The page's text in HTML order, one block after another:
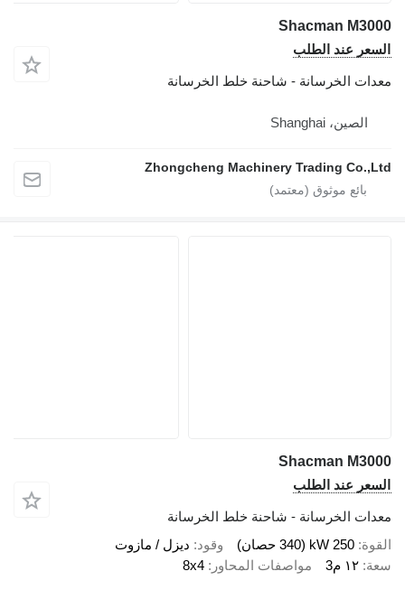
Shacman M3000
السعر عند الطلب
معدات الخرسانة - شاحنة خلط الخرسانة
الصين، Shanghai
Zhongcheng Machinery Trading Co.,Ltd
Shacman M3000
السعر عند الطلب
معدات الخرسانة - شاحنة خلط الخرسانة
القوة 250 kW (340 حصان) وقود ديزل / مازوت
سعة ١٢ م3 مواصفات المحاور 8x4